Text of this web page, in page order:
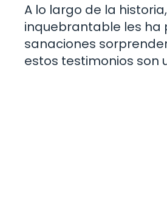
A lo largo de la
inquebrantable les ha
sanaciones
estos testimonios son